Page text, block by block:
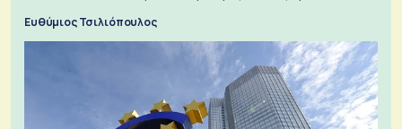
Ευθύμιος Τσιλιόπουλος